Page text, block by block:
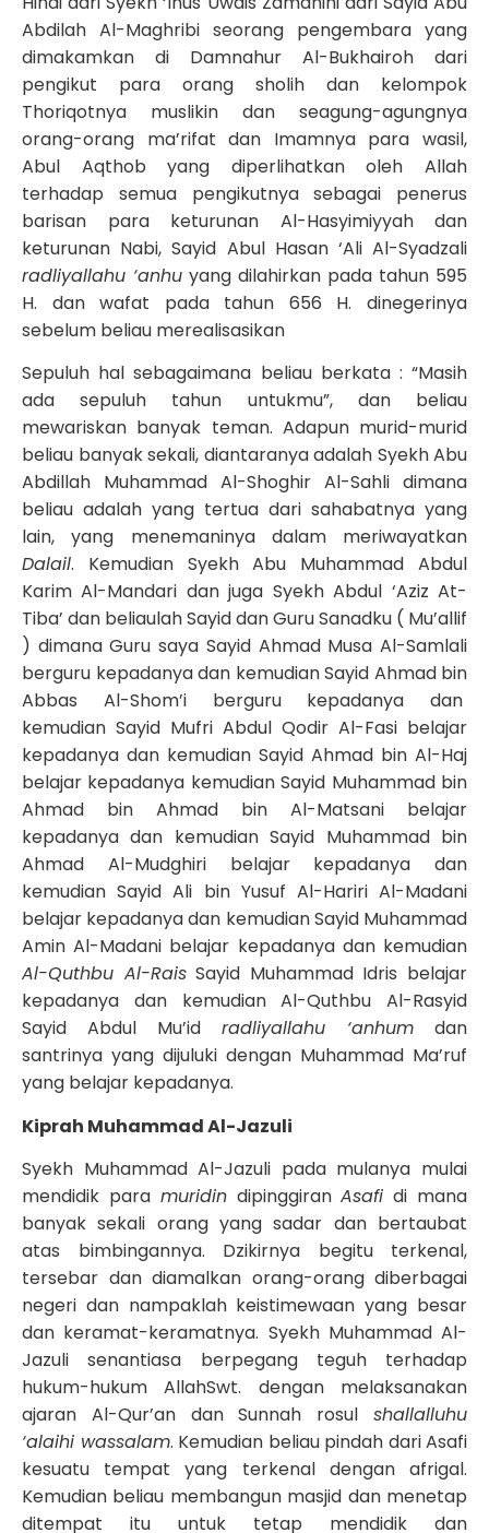
Abdilah Al-Maghribi seorang pengembara yang
dimakamkan di Damnahur Al-Bukhairoh dari
pengikut para orang sholih dan kelompok
Thoriqotnya muslikin dan seagung-agungnya
orang-orang ma’rifat dan Imamnya para wasil,
Abul Aqthob yang diperlihatkan oleh Allah
terhadap semua pengikutnya sebagai penerus
barisan para keturunan Al-Hasyimiyyah dan
keturunan Nabi, Sayid Abul Hasan ‘Ali Al-Syadzali
radliyallahu ‘anhu yang dilahirkan pada tahun 595
H. dan wafat pada tahun 656 H. dinegerinya
sebelum beliau merealisasikan
Sepuluh hal sebagaimana beliau berkata : “Masih
ada sepuluh tahun untukmu”, dan beliau
mewariskan banyak teman. Adapun murid-murid
beliau banyak sekali, diantaranya adalah Syekh Abu
Abdillah Muhammad Al-Shoghir Al-Sahli dimana
beliau adalah yang tertua dari sahabatnya yang
lain, yang menemaninya dalam meriwayatkan
Dalail. Kemudian Syekh Abu Muhammad Abdul
Karim Al-Mandari dan juga Syekh Abdul ‘Aziz At-
Tiba’ dan beliaulah Sayid dan Guru Sanadku ( Mu’allif
) dimana Guru saya Sayid Ahmad Musa Al-Samlali
berguru kepadanya dan kemudian Sayid Ahmad bin
Abbas Al-Shom’i berguru kepadanya dan
kemudian Sayid Mufri Abdul Qodir Al-Fasi belajar
kepadanya dan kemudian Sayid Ahmad bin Al-Haj
belajar kepadanya kemudian Sayid Muhammad bin
Ahmad bin Ahmad bin Al-Matsani belajar
kepadanya dan kemudian Sayid Muhammad bin
Ahmad Al-Mudghiri belajar kepadanya dan
kemudian Sayid Ali bin Yusuf Al-Hariri Al-Madani
belajar kepadanya dan kemudian Sayid Muhammad
Amin Al-Madani belajar kepadanya dan kemudian
Al-Quthbu Al-RaisSayid Muhammad Idris belajar
kepadanya dan kemudian Al-Quthbu Al-Rasyid
Sayid Abdul Mu’id radliyallahu ‘anhum dan
santrinya yang dijuluki dengan Muhammad Ma’ruf
yang belajar kepadanya.
Kiprah Muhammad Al-Jazuli
Syekh Muhammad Al-Jazuli pada mulanya mulai
mendidik para muridindipinggiranAsafi di mana
banyak sekali orang yang sadar dan bertaubat
atas bimbingannya. Dzikirnya begitu terkenal,
tersebar dan diamalkan orang-orang diberbagai
negeri dan nampaklah keistimewaan yang besar
dan keramat-keramatnya. Syekh Muhammad Al-
Jazuli senantiasa berpegang teguh terhadap
hukum-hukum AllahSwt. dengan melaksanakan
ajaran Al-Qur’an dan Sunnah rosul shallalluhu
‘alaihi wassalam. Kemudian beliau pindah dari Asafi
kesuatu tempat yang terkenal dengan afrigal.
Kemudian beliau membangun masjid dan menetap
ditempat itu untuk tetap mendidik dan